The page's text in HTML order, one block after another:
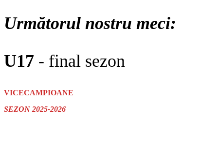
Următorul nostru meci:
U17 - final sezon
VICECAMPIOANE
SEZON 2025-2026